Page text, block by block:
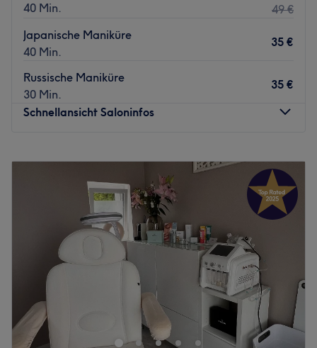
40 Min.
49 €
Japanische Maniküre
40 Min.
35 €
Russische Maniküre
30 Min.
35 €
Schnellansicht Saloninfos
10:00
19:00
19:00
Donnerstag
–19:00
19:00
Samstag
10:00–15:00
Sonntag
Geschlossen
sinemskin ist ein renommiertes Kosmetikstudio in Essen.
Dieses exklusive Studio bietet hochwertige
Schönheitsbehandlungen in einer entspannten und
einladenden Umgebung.